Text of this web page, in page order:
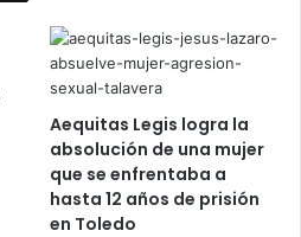
Aequitas Legis logra la
absolución de una mujer
que se enfrentaba a
hasta 12 años de prisión
en Toledo